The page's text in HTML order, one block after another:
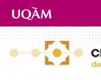
Aller directement au